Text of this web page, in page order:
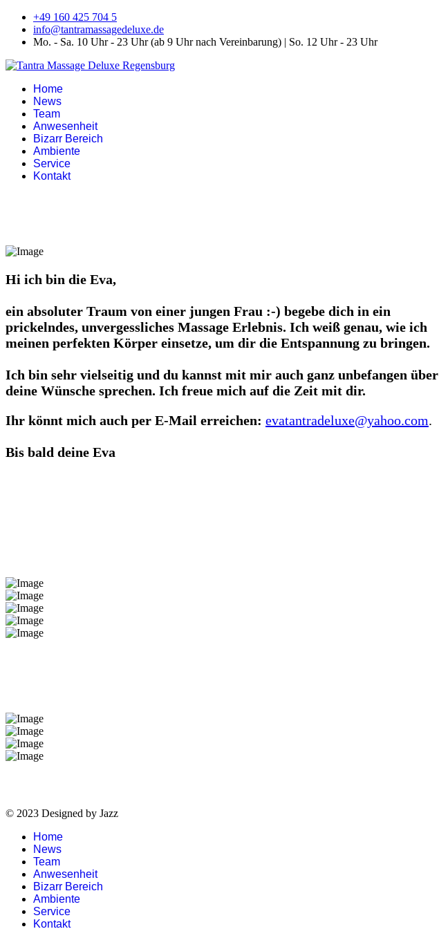
+49 160 425 704 5
info@tantramassagedeluxe.de
Mo. - Sa. 10 Uhr - 23 Uhr (ab 9 Uhr nach Vereinbarung) | So. 12 Uhr - 23 Uhr
Home
News
Team
Anwesenheit
Bizarr Bereich
Ambiente
Service
Kontakt
Hi ich bin die Eva,
ein absoluter Traum von einer jungen Frau :-) begebe dich in ein
prickelndes, unvergessliches Massage Erlebnis. Ich weiß genau, wie ich
meinen perfekten Körper einsetze, um dir die Entspannung zu bringen.
Ich bin sehr vielseitig und du kannst mit mir auch ganz unbefangen über
deine Wünsche sprechen. Ich freue mich auf die Zeit mit dir.
Ihr könnt mich auch per E-Mail erreichen: evatantradeluxe@yahoo.com.
Bis bald deine Eva
© 2023 Designed by Jazz
Home
News
Team
Anwesenheit
Bizarr Bereich
Ambiente
Service
Kontakt